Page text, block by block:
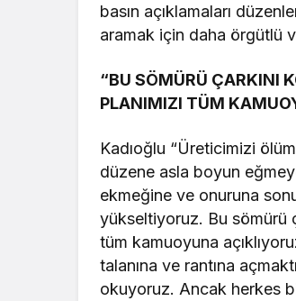
basın açıklamaları
aramak için daha örgütlü
“BU SÖMÜRÜ ÇARKINI
PLANIMIZI TÜM
Kadıoğlu “Üreticimizi
düzene asla boyun
ekmeğine ve onuruna
yükseltiyoruz. Bu sömürü
tüm kamuoyuna
talanına ve rantına
okuyoruz. Ancak herkes